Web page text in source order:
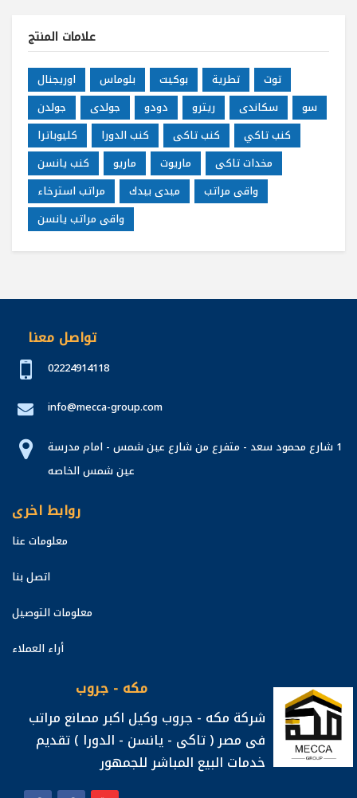
علامات المنتج
اوريجنال بلوماس بوكيت تطرية
توت
جولدن
جولدى دودو ريترو سكاندى
سو
كليوباترا
كنب الدورا كنب تاكى
كنب تاكي
كنب يانسن
ماريو ماريوت
مخدات تاكى
مراتب استرخاء
ميدى بيدك
واقى مراتب
واقى مراتب يانسن
تواصل معنا
02224914118
info@mecca-group.com
1 شارع محمود سعد - متفرع من شارع عين شمس - امام مدرسة
عين شمس الخاصه
روابط اخرى
معلومات عنا
اتصل بنا
معلومات التوصيل
أراء العملاء
مكه - جروب
شركة مكه - جروب وكيل اكبر مصانع مراتب
فى مصر ( تاكى - يانسن - الدورا ) تقديم
خدمات البيع المباشر للجمهور